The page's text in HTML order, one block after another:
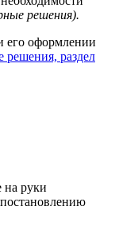
решения).
его оформлении
решения, раздел
на руки